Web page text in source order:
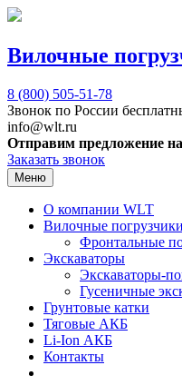
Вилочные
8 (800) 505-51-78
Звонок по России
info@wlt.ru
Отправим предложение
Заказать звонок
Меню
О компании WLT
Вилочные погрузчики
Фронтальные
Экскаваторы
Экскаваторы-
Гусеничные
Грунтовые катки
Тяговые АКБ
Li-Ion АКБ
Контакты